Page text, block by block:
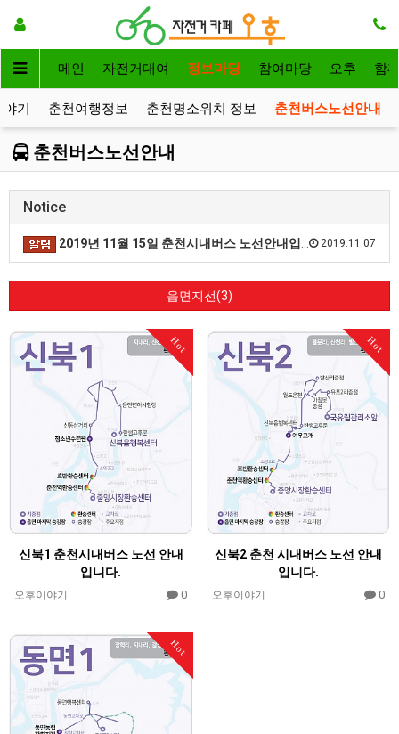
메인 자전거대여 정보마당 참여마당 오후 함
기 춘천여행정보 춘천명소위치 정보 춘천버스노선안내
춘천버스노선안내
Notice
2019.11.07
2019년 11월 15일 춘천시내버스 노선안내입니다.
읍면지선(3)
Hot
신북1 춘천시내버스 노선 안내
입니다.
오후이야기 0
Hot
신북2 춘천 시내버스 노선 안내
입니다.
오후이야기 0
Hot